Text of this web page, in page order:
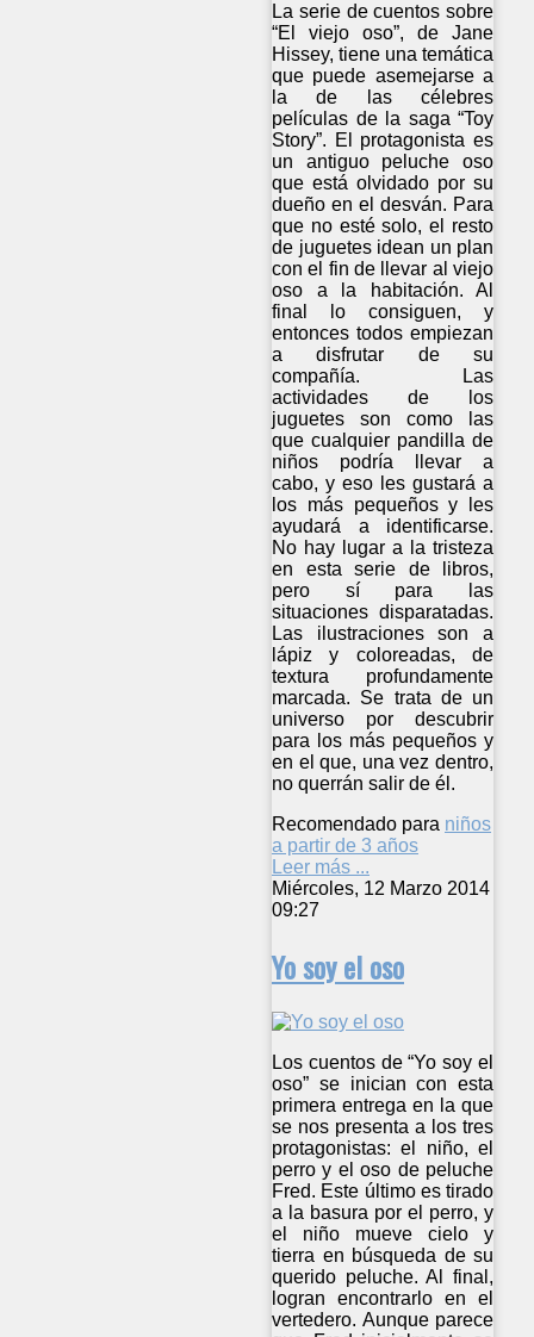
La serie de cuentos sobre
“El viejo oso”, de Jane
Hissey, tiene una temática
que puede asemejarse a
la de las célebres
películas de la saga “Toy
Story”. El protagonista es
un antiguo peluche oso
que está olvidado por su
dueño en el desván. Para
que no esté solo, el resto
de juguetes idean un plan
con el fin de llevar al viejo
oso a la habitación. Al
final lo consiguen, y
entonces todos empiezan
a disfrutar de su
compañía. Las
actividades de los
juguetes son como las
que cualquier pandilla de
niños podría llevar a
cabo, y eso les gustará a
los más pequeños y les
ayudará a identificarse.
No hay lugar a la tristeza
en esta serie de libros,
pero sí para las
situaciones disparatadas.
Las ilustraciones son a
lápiz y coloreadas, de
textura profundamente
marcada. Se trata de un
universo por descubrir
para los más pequeños y
en el que, una vez dentro,
no querrán salir de él.
Recomendado para niños
a partir de 3 años
Leer más ...
Miércoles, 12 Marzo 2014
09:27
Yo soy el oso
Los cuentos de “Yo soy el
oso” se inician con esta
primera entrega en la que
se nos presenta a los tres
protagonistas: el niño, el
perro y el oso de peluche
Fred. Este último es tirado
a la basura por el perro, y
el niño mueve cielo y
tierra en búsqueda de su
querido peluche. Al final,
logran encontrarlo en el
vertedero. Aunque parece